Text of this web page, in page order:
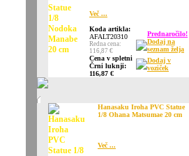
Več ...
Koda artikla:
AFALT20310
Redna cena:
116,87 €
Cena v spletni
Črni luknji:
116,87 €
Prednaročilo!
Dodaj na
seznam želja
Dodaj v
voziček
Hanasaku Iroha PVC Statue
1/8 Ohana Matsumae 20 cm
Več ...